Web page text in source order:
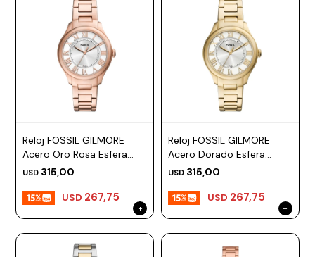
Reloj FOSSIL GILMORE
Acero Oro Rosa Esfera
38mm
USD 315,00
USD 267,75
Reloj FOSSIL GILMORE
Acero Dorado Esfera
38mm
USD 315,00
USD 267,75
Mistral
Lamy
Kaweco
CompraBlog